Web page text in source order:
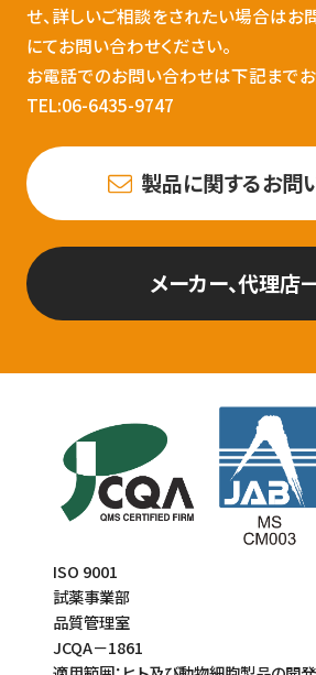
せ、詳しいご相談をされたい場合はお
にてお問い合わせください。
お電話でのお問い合わせは下記までお
TEL:06-6435-9747
製品に関するお問
メーカー、代理店
ISO 9001
試薬事業部
品質管理室
JCQA－1861